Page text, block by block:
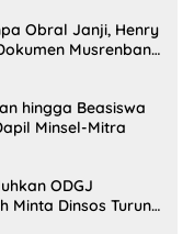
Obral Janji, Henry
Musrenbang
hingga Beasiswa
Minsel-Mitra
ODGJ
Minta Dinsos Turun